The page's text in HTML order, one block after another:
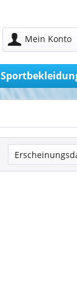
Mein Konto